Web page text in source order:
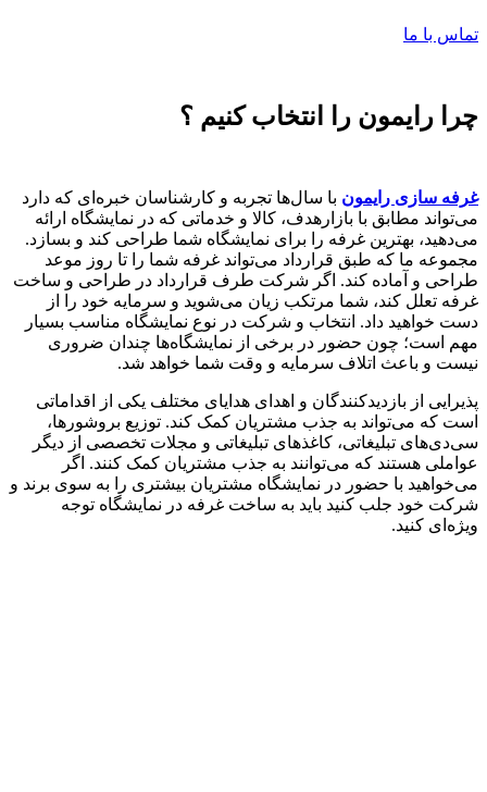
تماس با ما
چرا رایمون را انتخاب کنیم ؟
غرفه سازی رایمون با سال‌ها تجربه و کارشناسان خبره‌ای که دارد
می‌تواند مطابق با بازارهدف، کالا و خدماتی که در نمایشگاه ارائه
می‌دهید، بهترین غرفه را برای نمایشگاه شما طراحی کند و بسازد.
مجموعه ما که طبق قرارداد می‌تواند غرفه شما را تا روز موعد
طراحی و آماده کند. اگر شرکت طرف قرارداد در طراحی و ساخت
غرفه تعلل کند، شما مرتکب زیان می‌شوید و سرمایه خود را از
دست خواهید داد. انتخاب و شرکت در نوع نمایشگاه مناسب بسیار
مهم است؛ چون حضور در برخی از نمایشگاه‌ها چندان ضروری
نیست و باعث اتلاف سرمایه و وقت شما خواهد شد.
پذیرایی از بازدید‌کنندگان و اهدای هدایای مختلف یکی از اقداماتی
است که می‌تواند به جذب مشتریان کمک کند. توزیع بروشورها،
سی‌دی‌های تبلیغاتی، کاغذهای تبلیغاتی و مجلات تخصصی از دیگر
عواملی هستند که می‌توانند به جذب مشتریان کمک کنند. اگر
می‌خواهید با حضور در نمایشگاه مشتریان بیشتری را به سوی برند و
شرکت خود جلب کنید باید به ساخت غرفه در نمایشگاه توجه
ویژه‌ای کنید.